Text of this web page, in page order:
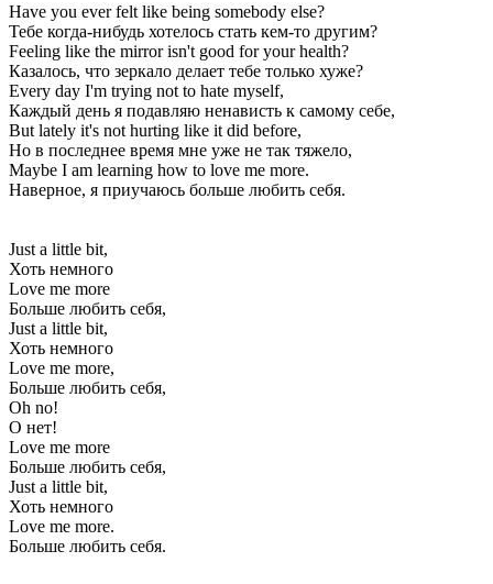
Have you ever felt like being somebody else?
Тебе когда-нибудь хотелось стать кем-то другим?
Feeling like the mirror isn't good for your health?
Казалось, что зеркало делает тебе только хуже?
Every day I'm trying not to hate myself,
Каждый день я подавляю ненависть к самому себе,
But lately it's not hurting like it did before,
Но в последнее время мне уже не так тяжело,
Maybe I am learning how to love me more.
Наверное, я приучаюсь больше любить себя.
Just a little bit,
Хоть немного
Love me more
Больше любить себя,
Just a little bit,
Хоть немного
Love me more,
Больше любить себя,
Oh no!
О нет!
Love me more
Больше любить себя,
Just a little bit,
Хоть немного
Love me more.
Больше любить себя.